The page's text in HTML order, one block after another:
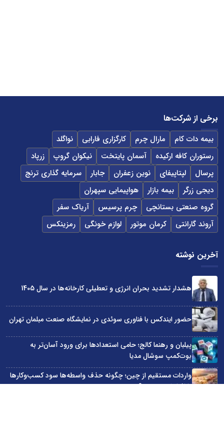
برخی از شرکت‌ها
بیمه دات کام مارال چرم کارگزاری فارابی
نواگلد
رستوران کافه ارکیده
آسمان پایتخت نیکوان گروپ
زرپاد
پرسال
لپتاپیفای نوین زعفران جابار
سرمایه گذاری ترنج
دیجی زرگر
بیمه بازار
هواپیمایی سپهران
گروه صنعتی بستانچی
چرم پرسیس
آریاک سفر
آروند گارانتی
کرمان موتور لوازم خونگی رمزینکس
آخرین نوشته
هشدار تشدید بحران انرژی و تعطیلی کارخانه‌ها در سال 1405
حضور ایندکس با فناوری سوئدی در نمایشگاه صنعت مبلمان تهران
پیلبان و رهنما کالج؛ حامی استعدادها برای ورود آسان‌تر به
بوت‌کمپ سوشال مدیا
واردات مستقیم از چین؛ چگونه حذف واسطه‌ها سود کسب‌وکارها
را افزایش می‌دهد؟